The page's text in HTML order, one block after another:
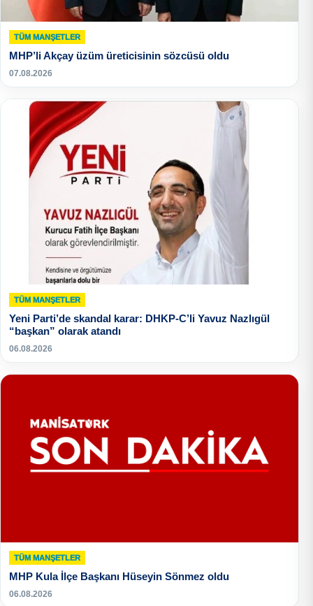
TÜM MANŞETLER
MHP’li Akçay üzüm üreticisinin sözcüsü oldu
07.08.2026
TÜM MANŞETLER
Yeni Parti’de skandal karar: DHKP-C’li Yavuz Nazlıgül
“başkan” olarak atandı
06.08.2026
TÜM MANŞETLER
MHP Kula İlçe Başkanı Hüseyin Sönmez oldu
06.08.2026